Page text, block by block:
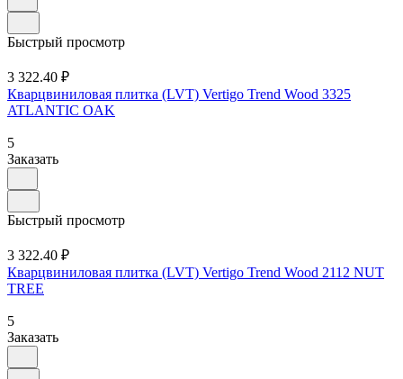
Быстрый просмотр
3 322.40 ₽
Кварцвиниловая плитка (LVT) Vertigo Trend Wood 3325
ATLANTIC OAK
5
Заказать
Быстрый просмотр
3 322.40 ₽
Кварцвиниловая плитка (LVT) Vertigo Trend Wood 2112 NUT
TREE
5
Заказать